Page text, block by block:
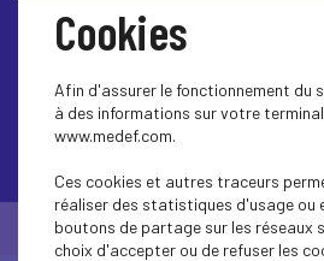
© Medef Aisne 2026 -
Cookies
Afin d'assurer le fonctionnement du
à des informations sur votre
www.medef.com.
Ces cookies et autres traceurs
réaliser des statistiques d'usage ou
boutons de partage sur les réseaux
choix d'accepter ou de refuser les